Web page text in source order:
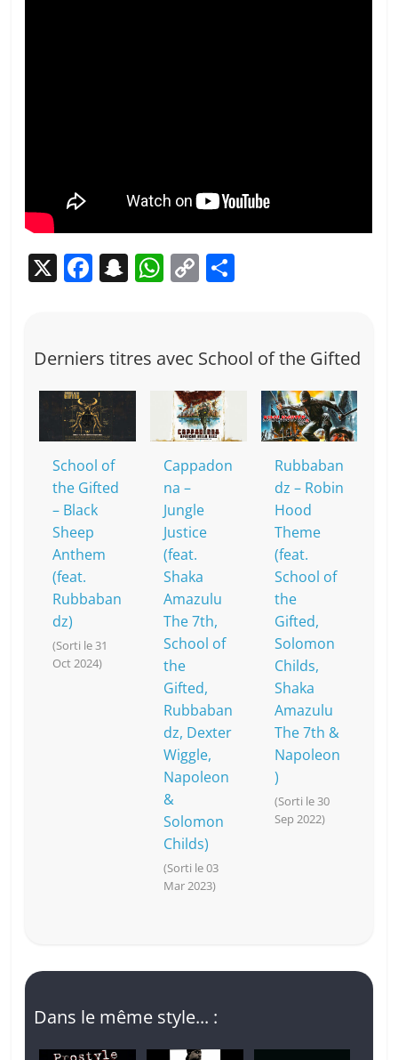
X F
e
b
o
o
k
S
p
c
at
W
s
A
p
p
C
y
Li
n
k
g
er
Derniers titres avec School of the Gifted
School of
the Gifted
– Black
Sheep
Anthem
(feat.
Rubbaban
dz)
(Sorti le 31
Oct 2024)
Cappadon
na –
Jungle
Justice
(feat.
Shaka
Amazulu
The 7th,
School of
the
Gifted,
Rubbaban
dz, Dexter
Wiggle,
Napoleon
&
Solomon
Childs)
(Sorti le 03
Mar 2023)
Rubbaban
dz – Robin
Hood
Theme
(feat.
School of
the
Gifted,
Solomon
Childs,
Shaka
Amazulu
The 7th &
Napoleon
)
(Sorti le 30
Sep 2022)
Dans le même style... :